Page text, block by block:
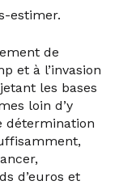
estimer.
de
et à l’invasion
les bases
loin d’y
détermination
d’euros et